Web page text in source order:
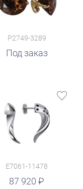
P2749-3289
Под заказ
E7061-11478
87 920